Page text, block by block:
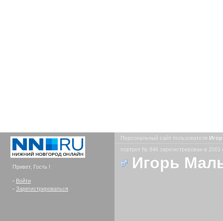
Привет, Гость !
- Войти
- Зарегистрироваться
Персональный сайт пользователя
портрет № 846 зарегистрирован в 2001
Игорь